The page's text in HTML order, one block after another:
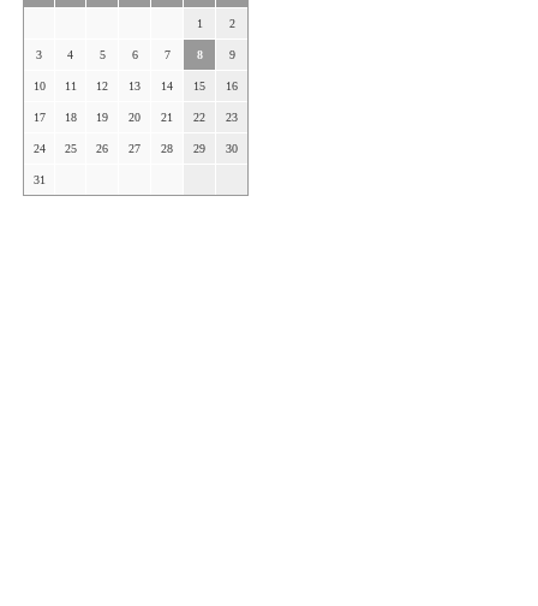
1 2
3 4 5 6 7 8 9
10 11 12 13 14 15 16
17 18 19 20 21 22 23
24 25 26 27 28 29 30
31